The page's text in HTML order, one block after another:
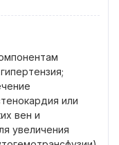
или
вен и
увеличения